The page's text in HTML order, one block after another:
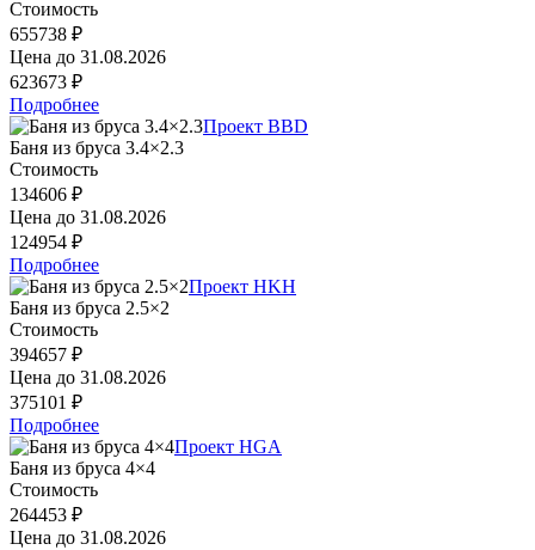
Стоимость
655738 ₽
Цена до 31.08.2026
623673 ₽
Подробнее
Проект BBD
Баня из бруса 3.4×2.3
Стоимость
134606 ₽
Цена до 31.08.2026
124954 ₽
Подробнее
Проект HKH
Баня из бруса 2.5×2
Стоимость
394657 ₽
Цена до 31.08.2026
375101 ₽
Подробнее
Проект HGA
Баня из бруса 4×4
Стоимость
264453 ₽
Цена до 31.08.2026